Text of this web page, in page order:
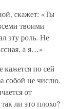
скажет: «Ты
твоими
эту роль. Не
а я…»
кажется по сей
собой не числю.
от
ли это плохо?